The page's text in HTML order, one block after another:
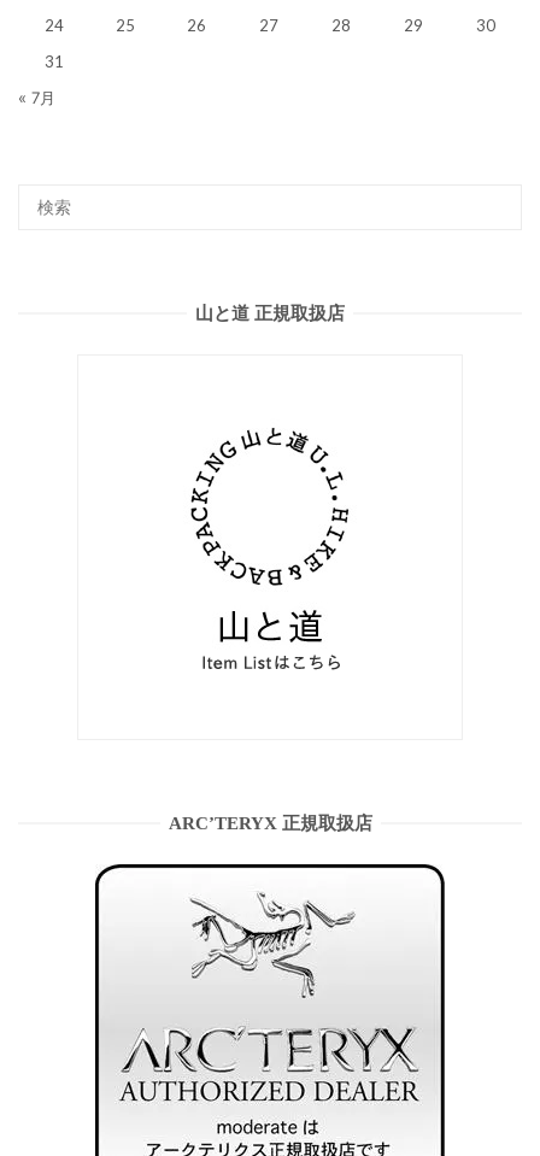
24 25 26 27 28 29
30
31
« 7月
山と道 正規取扱店
ARC’TERYX 正規取扱店